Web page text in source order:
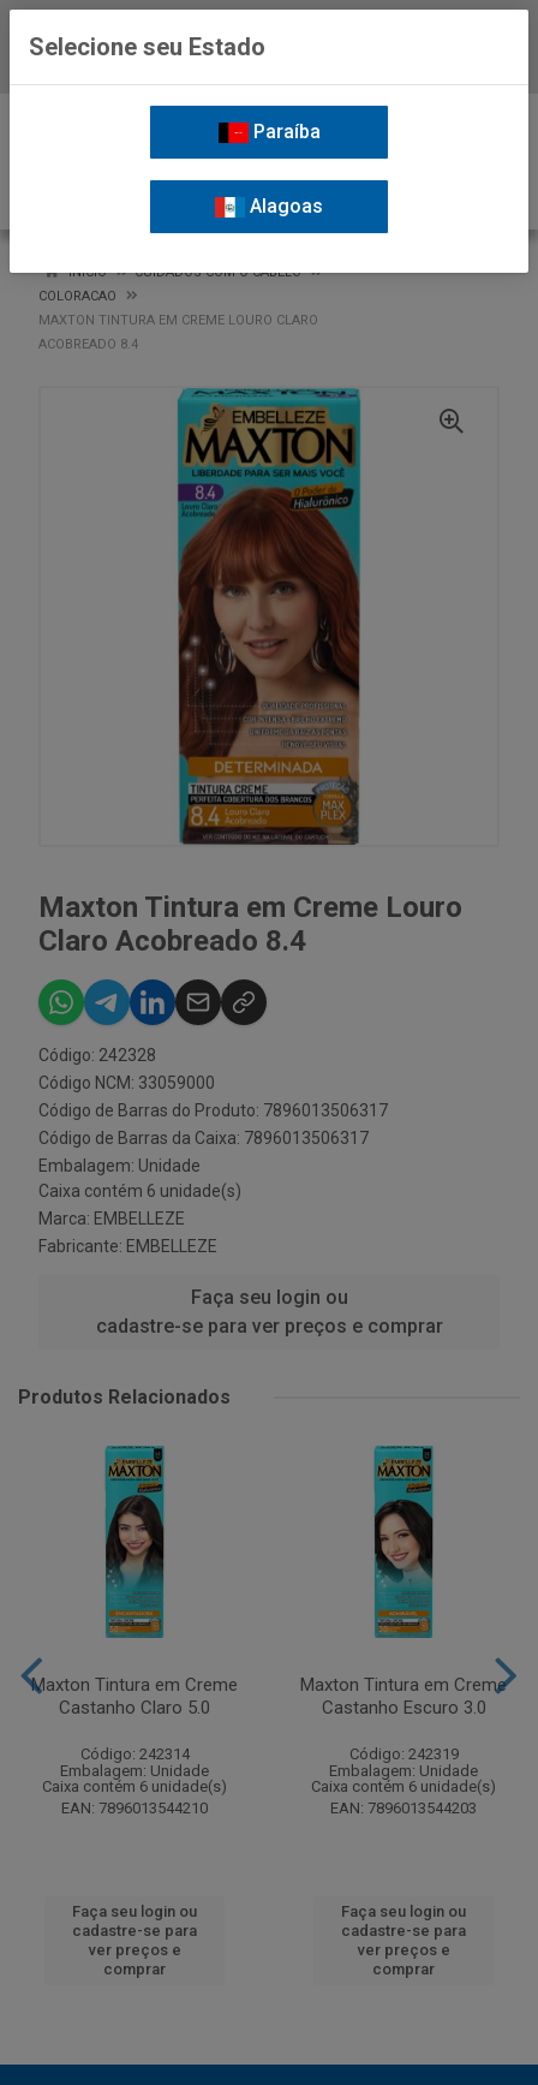
INÍCIO
CUIDADOS COM O CABELO
COLORACAO
MAXTON TINTURA EM CREME LOURO CLARO
ACOBREADO 8.4
Maxton Tintura em Creme Louro
Claro Acobreado 8.4
Código: 242328
Código NCM: 33059000
Código de Barras do Produto: 7896013506317
Código de Barras da Caixa: 7896013506317
Embalagem: Unidade
Caixa contém 6 unidade(s)
Marca: EMBELLEZE
Fabricante: EMBELLEZE
Faça seu login ou
cadastre-se para ver preços e comprar
Produtos Relacionados
Maxton Tintura em Creme
Castanho Claro 5.0
Código: 242314
Embalagem: Unidade
Caixa contém 6 unidade(s)
EAN: 7896013544210
Faça seu login ou
cadastre-se para
ver preços e
comprar
Maxton Tintura em Creme
Castanho Escuro 3.0
Código: 242319
Embalagem: Unidade
Caixa contém 6 unidade(s)
EAN: 7896013544203
Faça seu login ou
cadastre-se para
ver preços e
comprar
Selecione seu Estado
Paraíba
Alagoas